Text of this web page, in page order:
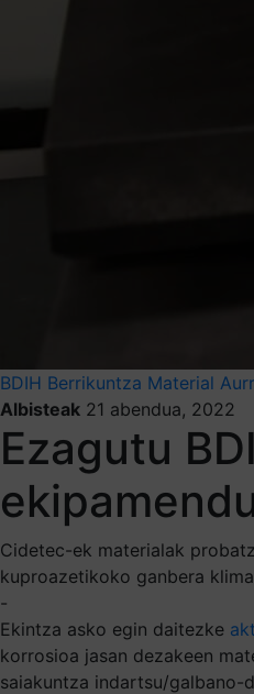
BDIH Berrikuntza Material
Albisteak 21 abendua, 2022
Ezagutu
Cidetec-ek materialak
kuproazetikoko ganbera
-
Ekintza asko egin daitezke
korrosioa jasan dezakeen
saiakuntza indartsu/galbano-